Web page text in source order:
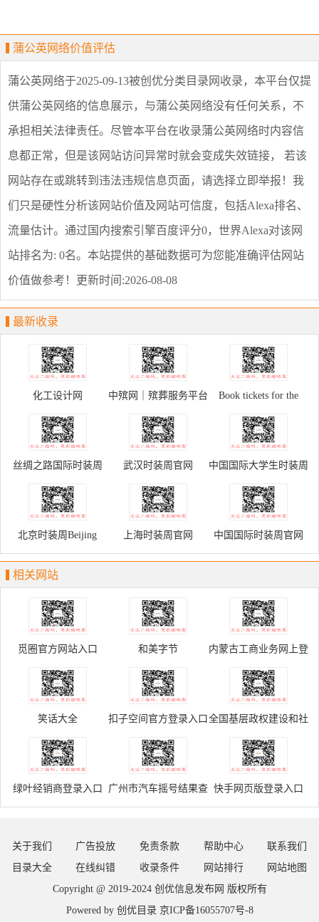
蒲公英网络价值评估
蒲公英网络于2025-09-13被创优分类目录网收录，本平台仅提
供蒲公英网络的信息展示，与蒲公英网络没有任何关系，不
承担相关法律责任。尽管本平台在收录蒲公英网络时内容信
息都正常，但是该网站访问异常时就会变成失效链接， 若该
网站存在或跳转到违法违规信息页面，请选择立即举报 ！我
们只是硬性分析该网站价值及网站可信度，包括Alexa排名、
流量估计。通过国内搜索引擎百度评分0，世界Alexa对该网
站排名为: 0名。本站提供的基础数据可为您能准确评估网站
价值做参考！ 更新时间:2026-08-08
最新收录
化工设计网 中殡网｜殡葬服务平台 Book tickets for the
Palace Museum
丝绸之路国际时装周 武汉时装周官网 中国国际大学生时装周
北京时装周Beijing
Fashion Week
上海时装周官网 中国国际时装周官网
相关网站
觅圈官方网站入口 和美字节 内蒙古工商业务网上登
记申请服务平台
笑话大全 扣子空间官方登录入口 全国基层政权建设和社
区治理信息系统
绿叶经销商登录入口 广州市汽车摇号结果查 快手网页版登录入口
关于我们 广告投放 免责条款 帮助中心
联系我们
目录大全
在线纠错 收录条件 网站排行
网站地图
Copyright @ 2019-2024 创优信息发布网 版权所有
Powered by 创优目录 京ICP备16055707号-8